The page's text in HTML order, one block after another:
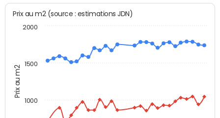
Prix au m2
Prix au m2 (source : estimations JDN)
1000
1500
2000